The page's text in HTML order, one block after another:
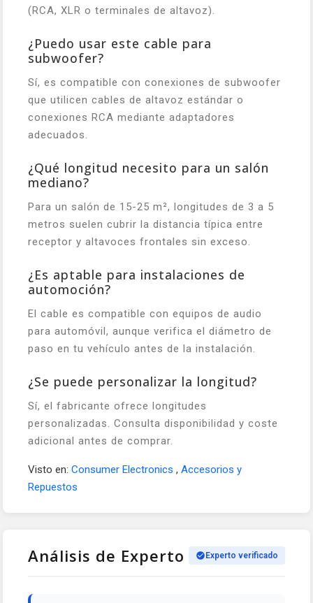
(RCA, XLR o terminales de altavoz).
¿Puedo usar este cable para
subwoofer?
Sí, es compatible con conexiones de subwoofer
que utilicen cables de altavoz estándar o
conexiones RCA mediante adaptadores
adecuados.
¿Qué longitud necesito para un salón
mediano?
Para un salón de 15-25 m², longitudes de 3 a 5
metros suelen cubrir la distancia típica entre
receptor y altavoces frontales sin exceso.
¿Es aptable para instalaciones de
automoción?
El cable es compatible con equipos de audio
para automóvil, aunque verifica el diámetro de
paso en tu vehículo antes de la instalación.
¿Se puede personalizar la longitud?
Sí, el fabricante ofrece longitudes
personalizadas. Consulta disponibilidad y coste
adicional antes de comprar.
Visto en: Consumer Electronics , Accesorios y
Repuestos
Análisis de Experto Experto verificado